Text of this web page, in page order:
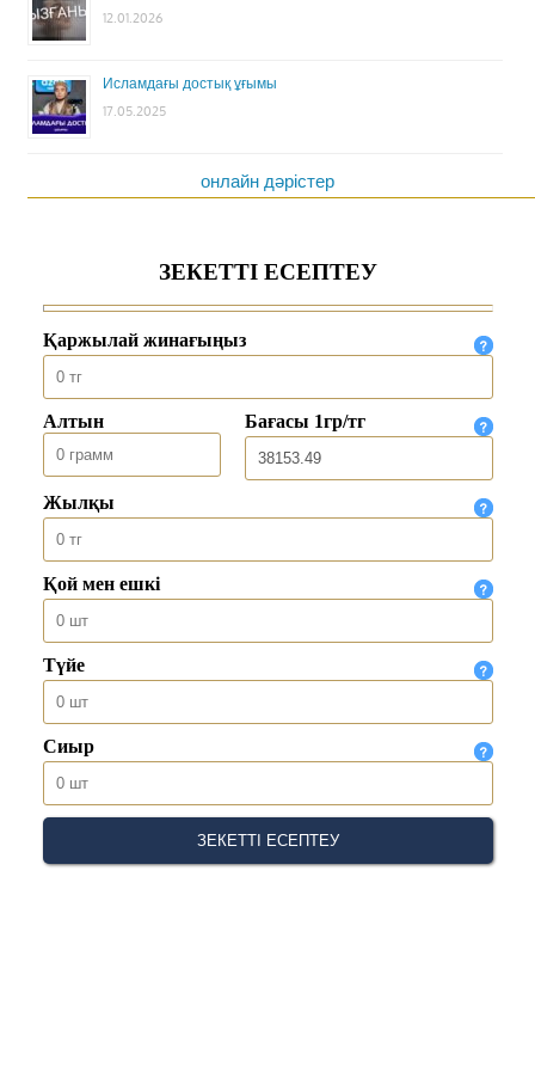
12.01.2026
Исламдағы достық ұғымы
17.05.2025
онлайн дәрістер